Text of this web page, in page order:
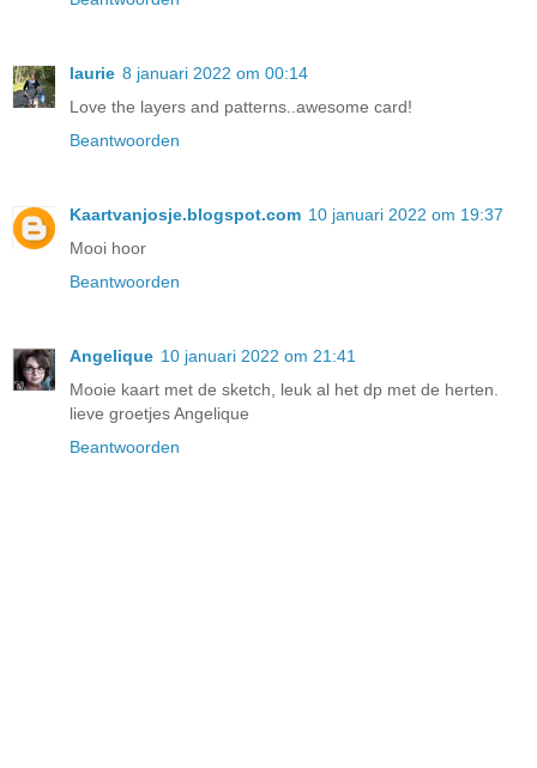
laurie 8 januari 2022 om 00:14
Love the layers and patterns..awesome card!
Beantwoorden
Kaartvanjosje.blogspot.com 10 januari 2022 om 19:37
Mooi hoor
Beantwoorden
Angelique 10 januari 2022 om 21:41
Mooie kaart met de sketch, leuk al het dp met de herten.
lieve groetjes Angelique
Beantwoorden